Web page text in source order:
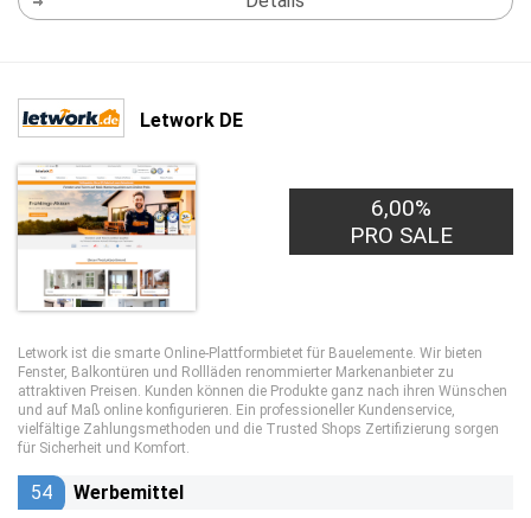
Letwork DE
20,00€
PRO LEAD
6,00%
PRO SALE
Letwork ist die smarte Online-Plattformbietet für Bauelemente. Wir bieten
Fenster, Balkontüren und Rollläden renommierter Markenanbieter zu
attraktiven Preisen. Kunden können die Produkte ganz nach ihren Wünschen
und auf Maß online konfigurieren. Ein professioneller Kundenservice,
vielfältige Zahlungsmethoden und die Trusted Shops Zertifizierung sorgen
für Sicherheit und Komfort.
54 Werbemittel